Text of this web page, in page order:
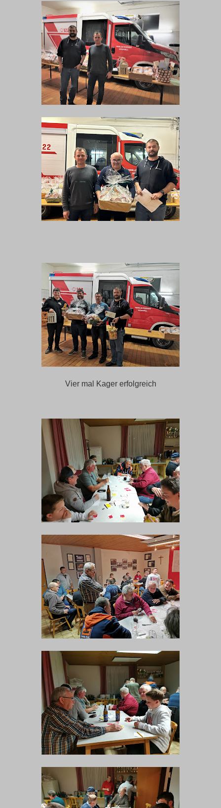
Vier mal Kager erfolgreich